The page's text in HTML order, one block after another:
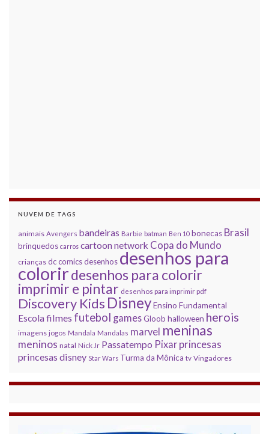
NUVEM DE TAGS
animais Avengers bandeiras Barbie batman Ben 10 bonecas Brasil
brinquedos carros cartoon network Copa do Mundo
crianças dc comicsdesenhos desenhos para
colorirdesenhos para colorir
imprimir e pintar desenhos para imprimir pdf
Discovery Kids DisneyEnsino Fundamental
Escola filmes futebol gamesGloob halloween herois
imagens jogos Mandala Mandalas marvel meninas
meninos natal Nick Jr Passatempo Pixar princesas
princesas disney Star Wars Turma da Mônica tv Vingadores